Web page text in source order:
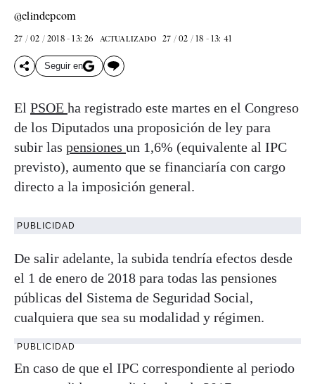
@elindepcom
27 / 02 / 2018 - 13: 26 ACTUALIZADO 27 / 02 / 18 - 13: 41
Seguir en
El PSOE ha registrado este martes en el Congreso
de los Diputados una proposición de ley para
subir las pensiones un 1,6% (equivalente al IPC
previsto), aumento que se financiaría con cargo
directo a la imposición general.
PUBLICIDAD
De salir adelante, la subida tendría efectos desde
el 1 de enero de 2018 para todas las pensiones
públicas del Sistema de Seguridad Social,
cualquiera que sea su modalidad y régimen.
PUBLICIDAD
En caso de que el IPC correspondiente al periodo